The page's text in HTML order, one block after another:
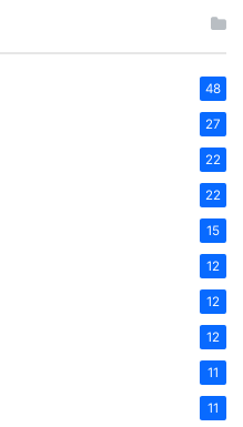
48
27
22
22
15
12
12
12
11
11